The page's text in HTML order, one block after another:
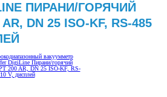
вакуумныеПИРАНИ/ГОРЯЧИЙ
DN 25 ISO-KF, RS-485